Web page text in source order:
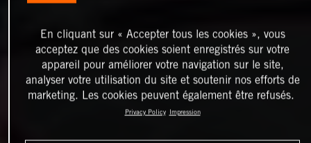
En cliquant sur « Accepter tous les cookies », vous
acceptez que des cookies soient enregistrés sur votre
appareil pour améliorer votre navigation sur le site,
analyser votre utilisation du site et soutenir nos efforts de
marketing. Les cookies peuvent également être refusés.
Privacy Policy Impression